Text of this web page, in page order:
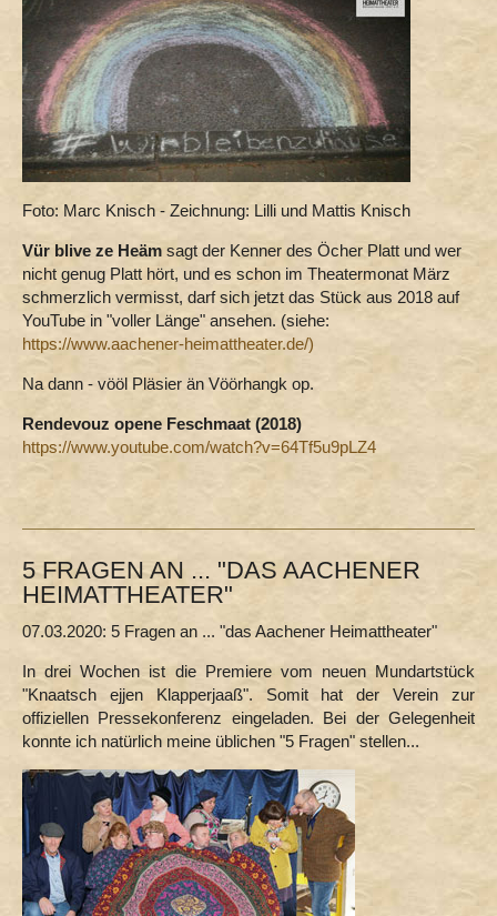
Foto: Marc Knisch - Zeichnung: Lilli und Mattis Knisch
Vür blive ze Heäm sagt der Kenner des Öcher Platt und wer
nicht genug Platt hört, und es schon im Theatermonat März
schmerzlich vermisst, darf sich jetzt das Stück aus 2018 auf
YouTube in "voller Länge" ansehen. (siehe:
https://www.aachener-heimattheater.de/)
Na dann - vööl Pläsier än Vöörhangk op.
Rendevouz opene Feschmaat (2018)
https://www.youtube.com/watch?v=64Tf5u9pLZ4
5 FRAGEN AN ... "DAS AACHENER
HEIMATTHEATER"
07.03.2020: 5 Fragen an ... "das Aachener Heimattheater"
In drei Wochen ist die Premiere vom neuen Mundartstück
"Knaatsch ejjen Klapperjaaß". Somit hat der Verein zur
offiziellen Pressekonferenz eingeladen. Bei der Gelegenheit
konnte ich natürlich meine üblichen "5 Fragen" stellen...